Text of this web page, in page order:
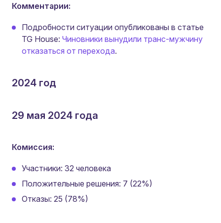
Комментарии:
Подробности ситуации опубликованы в статье
TG House: Чиновники вынудили транс-мужчину
отказаться от перехода.
2024 год
29 мая 2024 года
Комиссия:
Участники: 32 человека
Положительные решения: 7 (22%)
Отказы: 25 (78%)